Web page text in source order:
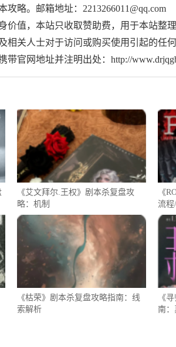
略。邮箱地址：2213266011@qq.com
价值，本站只收取赞助费，用于本站整
相关人士对于访问或购买使用引起的任
带官网地址并注明出处：http://
《艾文拜尔.王权》剧本杀复盘攻
略：机制
《
流程
《枯荣》剧本杀复盘攻略指南：线
索解析
《
南：